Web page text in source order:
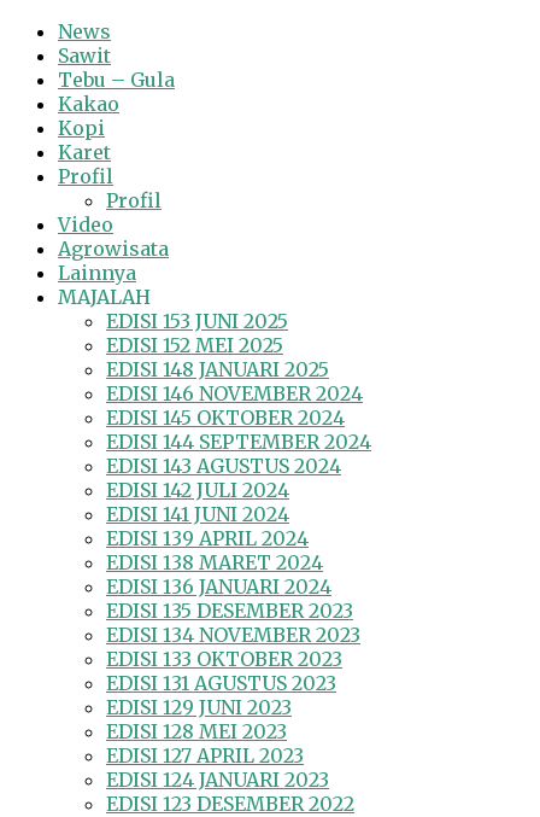
News
Sawit
Tebu – Gula
Kakao
Kopi
Karet
Profil
Profil
Video
Agrowisata
Lainnya
MAJALAH
EDISI 153 JUNI 2025
EDISI 152 MEI 2025
EDISI 148 JANUARI 2025
EDISI 146 NOVEMBER 2024
EDISI 145 OKTOBER 2024
EDISI 144 SEPTEMBER 2024
EDISI 143 AGUSTUS 2024
EDISI 142 JULI 2024
EDISI 141 JUNI 2024
EDISI 139 APRIL 2024
EDISI 138 MARET 2024
EDISI 136 JANUARI 2024
EDISI 135 DESEMBER 2023
EDISI 134 NOVEMBER 2023
EDISI 133 OKTOBER 2023
EDISI 131 AGUSTUS 2023
EDISI 129 JUNI 2023
EDISI 128 MEI 2023
EDISI 127 APRIL 2023
EDISI 124 JANUARI 2023
EDISI 123 DESEMBER 2022